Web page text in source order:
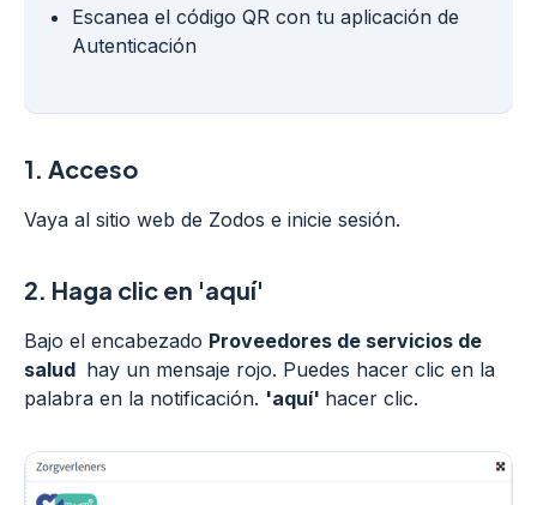
Escanea el código QR con tu aplicación de
Autenticación
1. Acceso
Vaya al sitio web de Zodos e inicie sesión.
2. Haga clic en 'aquí'
Bajo el encabezado Proveedores de servicios de
salud hay un mensaje rojo. Puedes hacer clic en la
palabra en la notificación. 'aquí' hacer clic.